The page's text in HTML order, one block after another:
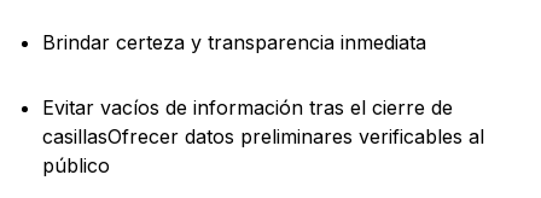
Brindar certeza y transparencia inmediata
Evitar vacíos de información tras el cierre de
casillasOfrecer datos preliminares verificables al
público